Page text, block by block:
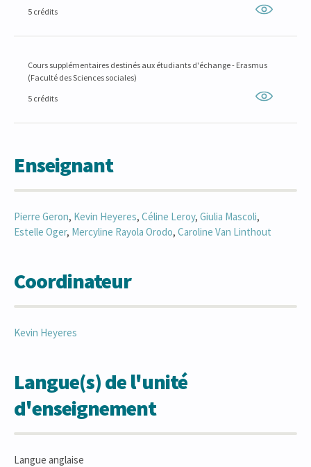
5 crédits
Cours supplémentaires destinés aux étudiants d'échange - Erasmus
(Faculté des Sciences sociales)
5 crédits
Enseignant
Pierre Geron, Kevin Heyeres, Céline Leroy, Giulia Mascoli,
Estelle Oger, Mercyline Rayola Orodo, Caroline Van Linthout
Coordinateur
Kevin Heyeres
Langue(s) de l'unité
d'enseignement
Langue anglaise